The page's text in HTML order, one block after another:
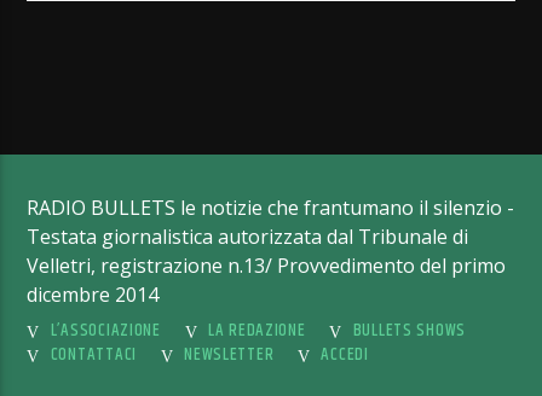
RADIO BULLETS le notizie che frantumano il silenzio -
Testata giornalistica autorizzata dal Tribunale di
Velletri, registrazione n.13/ Provvedimento del primo
dicembre 2014
L’ASSOCIAZIONE
LA REDAZIONE
BULLETS SHOWS
CONTATTACI
NEWSLETTER ACCEDI